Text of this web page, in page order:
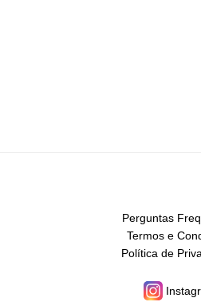
Perguntas
Termos e
Política de